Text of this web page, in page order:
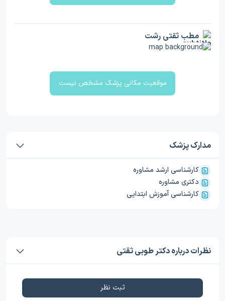
مطب ثقتی رشت
موقعیت مکانی پزشک مشخص نیست
مدارک پزشک
کارشناسی ارشد مشاوره
دکتری مشاوره
کارشناسی آموزش ابتدایی
نظرات درباره دکتر طوبی ثقتی
ثبت نظر